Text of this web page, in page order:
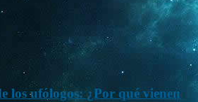
los ufólogos: ¿Por qué vienen